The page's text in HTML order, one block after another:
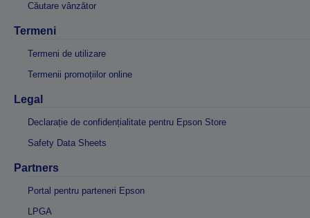
Căutare vânzător
Termeni
Termeni de utilizare
Termenii promoțiilor online
Legal
Declarație de confidențialitate pentru Epson Store
Safety Data Sheets
Partners
Portal pentru parteneri Epson
LPGA